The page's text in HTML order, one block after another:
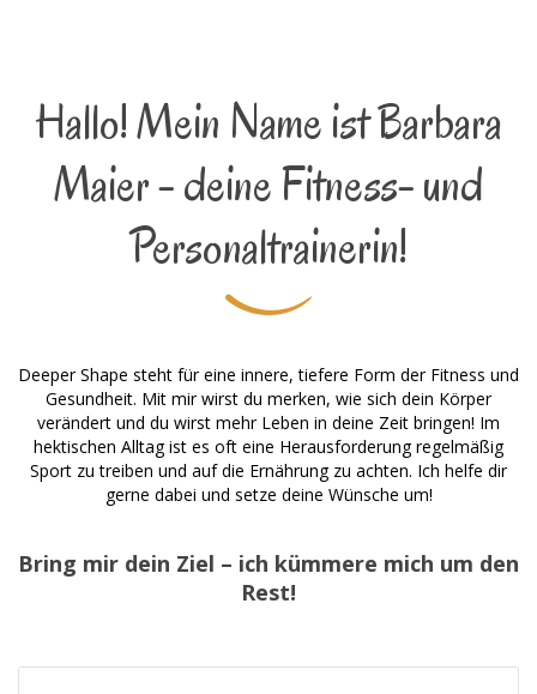
Hallo! Mein Name ist Barbara
Maier - deine Fitness- und
Personaltrainerin!
Deeper Shape steht für eine innere, tiefere Form der Fitness und
Gesundheit. Mit mir wirst du merken, wie sich dein Körper
verändert und du wirst mehr Leben in deine Zeit bringen! Im
hektischen Alltag ist es oft eine Herausforderung regelmäßig
Sport zu treiben und auf die Ernährung zu achten. Ich helfe dir
gerne dabei und setze deine Wünsche um!
Bring mir dein Ziel – ich kümmere mich um den
Rest!